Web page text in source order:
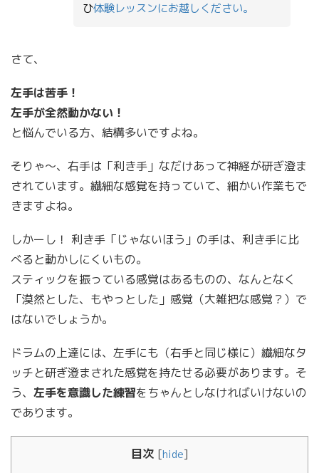
ひ体験レッスンにお越しください。
さて、
左手は苦手！
左手が全然動かない！
と悩んでいる方、結構多いですよね。
そりゃ〜、右手は「利き手」なだけあって神経が研ぎ澄ま
されています。繊細な感覚を持っていて、細かい作業もで
きますよね。
しかーし！ 利き手「じゃないほう」の手は、利き手に比
べると動かしにくいもの。
スティックを振っている感覚はあるものの、なんとなく
「漠然とした、もやっとした」感覚（大雑把な感覚？）で
はないでしょうか。
ドラムの上達には、左手にも（右手と同じ様に）繊細なタ
ッチと研ぎ澄まされた感覚を持たせる必要があります。そ
う、 左手を意識した練習をちゃんとしなければいけないの
であります。
目次 [hide]